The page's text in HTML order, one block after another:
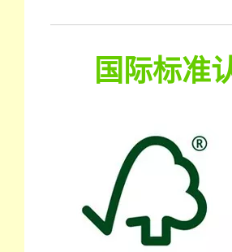
国际标准